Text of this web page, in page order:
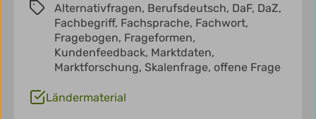
Alternativfragen, Berufsdeutsch, DaF, DaZ,
Fachbegriff, Fachsprache, Fachwort,
Fragebogen, Frageformen,
Kundenfeedback, Marktdaten,
Marktforschung, Skalenfrage, offene Frage
Ländermaterial